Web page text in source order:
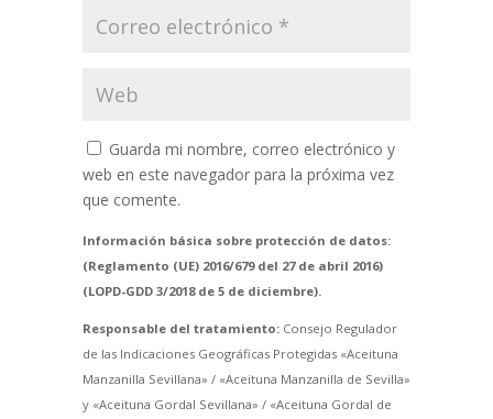
Guarda mi nombre, correo electrónico y
web en este navegador para la próxima vez
que comente.
Información básica sobre protección de datos:
(Reglamento (UE) 2016/679 del 27 de abril 2016)
(LOPD-GDD 3/2018 de 5 de diciembre).
Responsable del tratamiento:Consejo Regulador
de las Indicaciones Geográficas Protegidas «Aceituna
Manzanilla Sevillana» / «Aceituna Manzanilla de Sevilla»
y «Aceituna Gordal Sevillana» / «Aceituna Gordal de